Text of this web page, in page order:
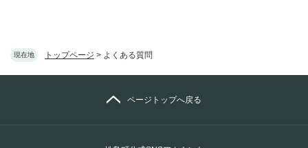
現在地 トップページ > よくある質問
ページトップへ戻る